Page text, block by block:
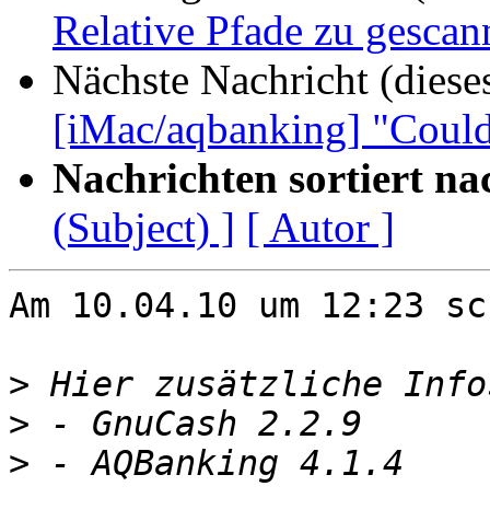
Relative Pfade zu
Nächste Nachricht
[iMac/aqbanking]
Nachrichten sortiert
(Subject) ] [ Autor ]
Am 10.04.10 um 12:23
>
>
>